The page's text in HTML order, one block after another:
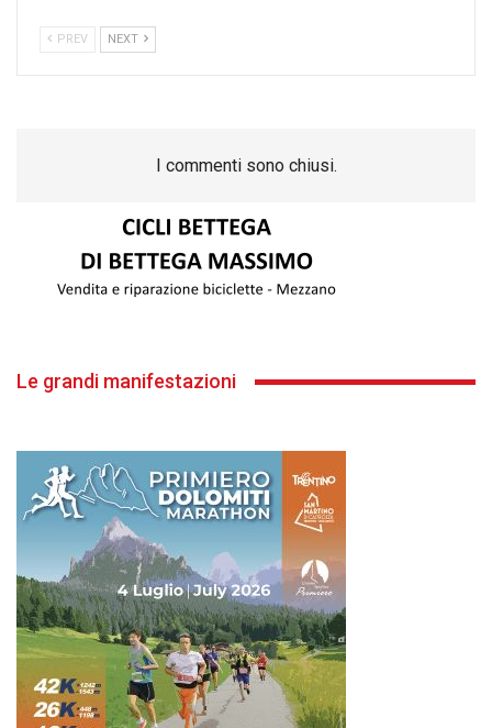
PREV NEXT
I commenti sono chiusi.
Le grandi manifestazioni